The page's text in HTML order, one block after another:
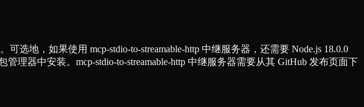
选地，如果使用 mcp-stdio-to-streamable-http 中继服务器，还需要 Node.js 18.0.0
理器中安装。mcp-stdio-to-streamable-http 中继服务器需要从其 GitHub 发布页面下